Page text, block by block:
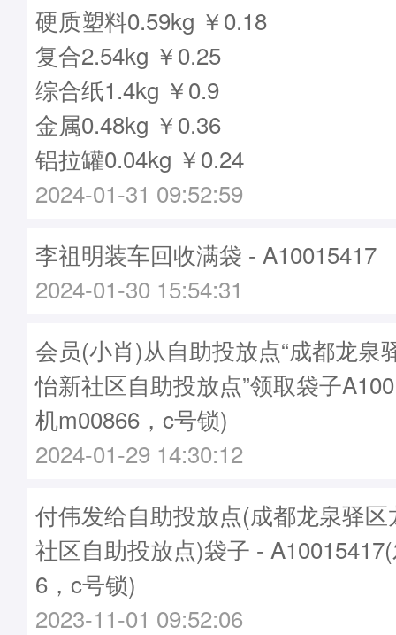
硬质塑料0.59kg ￥0.18
复合2.54kg ￥0.25
综合纸1.4kg ￥0.9
金属0.48kg ￥0.36
铝拉罐0.04kg ￥0.24
2024-01-31 09:52:59
李祖明装车回收满袋 - A10015417
2024-01-30 15:54:31
会员(小肖)从自助投放点“成都龙泉
怡新社区自助投放点”领取袋子
机m00866，c号锁)
2024-01-29 14:30:12
付伟发给自助投放点(成都龙泉驿
社区自助投放点)袋子 -
6，c号锁)
2023-11-01 09:52:06